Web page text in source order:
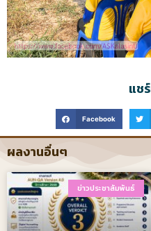
แช
Facebook
ผลงานอื่นๆ
ข่าวประชาสัมพันธ์